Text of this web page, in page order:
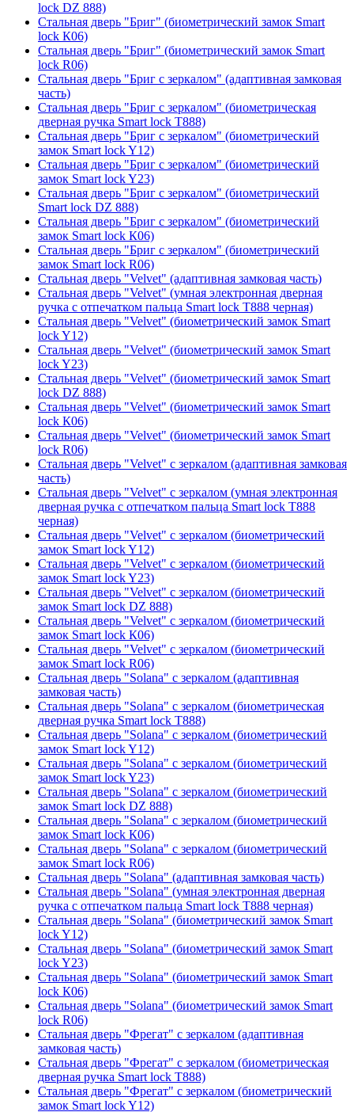
lock DZ 888)
Стальная дверь "Бриг" (биометрический замок Smart
lock К06)
Стальная дверь "Бриг" (биометрический замок Smart
lock R06)
Стальная дверь "Бриг с зеркалом" (адаптивная замковая
часть)
Стальная дверь "Бриг с зеркалом" (биометрическая
дверная ручка Smart lock T888)
Стальная дверь "Бриг с зеркалом" (биометрический
замок Smart lock Y12)
Стальная дверь "Бриг с зеркалом" (биометрический
замок Smart lock Y23)
Стальная дверь "Бриг с зеркалом" (биометрический
Smart lock DZ 888)
Стальная дверь "Бриг с зеркалом" (биометрический
замок Smart lock К06)
Стальная дверь "Бриг с зеркалом" (биометрический
замок Smart lock R06)
Стальная дверь "Velvet" (адаптивная замковая часть)
Стальная дверь "Velvet" (умная электронная дверная
ручка с отпечатком пальца Smart lock T888 черная)
Стальная дверь "Velvet" (биометрический замок Smart
lock Y12)
Стальная дверь "Velvet" (биометрический замок Smart
lock Y23)
Стальная дверь "Velvet" (биометрический замок Smart
lock DZ 888)
Стальная дверь "Velvet" (биометрический замок Smart
lock К06)
Стальная дверь "Velvet" (биометрический замок Smart
lock R06)
Стальная дверь "Velvet" с зеркалом (адаптивная замковая
часть)
Стальная дверь "Velvet" с зеркалом (умная электронная
дверная ручка с отпечатком пальца Smart lock T888
черная)
Стальная дверь "Velvet" с зеркалом (биометрический
замок Smart lock Y12)
Стальная дверь "Velvet" с зеркалом (биометрический
замок Smart lock Y23)
Стальная дверь "Velvet" с зеркалом (биометрический
замок Smart lock DZ 888)
Стальная дверь "Velvet" с зеркалом (биометрический
замок Smart lock К06)
Стальная дверь "Velvet" с зеркалом (биометрический
замок Smart lock R06)
Стальная дверь "Solana" с зеркалом (адаптивная
замковая часть)
Стальная дверь "Solana" с зеркалом (биометрическая
дверная ручка Smart lock T888)
Стальная дверь "Solana" с зеркалом (биометрический
замок Smart lock Y12)
Стальная дверь "Solana" с зеркалом (биометрический
замок Smart lock Y23)
Стальная дверь "Solana" с зеркалом (биометрический
замок Smart lock DZ 888)
Стальная дверь "Solana" с зеркалом (биометрический
замок Smart lock К06)
Стальная дверь "Solana" с зеркалом (биометрический
замок Smart lock R06)
Стальная дверь "Solana" (адаптивная замковая часть)
Стальная дверь "Solana" (умная электронная дверная
ручка с отпечатком пальца Smart lock T888 черная)
Стальная дверь "Solana" (биометрический замок Smart
lock Y12)
Стальная дверь "Solana" (биометрический замок Smart
lock Y23)
Стальная дверь "Solana" (биометрический замок Smart
lock К06)
Стальная дверь "Solana" (биометрический замок Smart
lock R06)
Стальная дверь "Фрегат" с зеркалом (адаптивная
замковая часть)
Стальная дверь "Фрегат" с зеркалом (биометрическая
дверная ручка Smart lock T888)
Стальная дверь "Фрегат" с зеркалом (биометрический
замок Smart lock Y12)